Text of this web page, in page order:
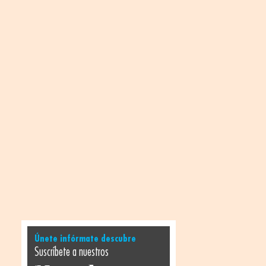
Únete infórmate descubre
Suscríbete a nuestros